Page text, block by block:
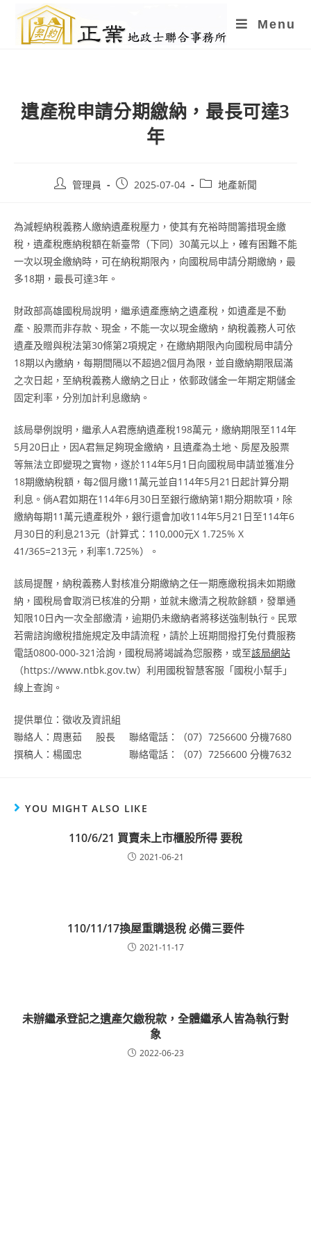
content
Menu
遺產稅申請分期繳納，最長可達3
年
Post管理員
Post 2025-07-04
Post地產新聞
為減輕納稅義務人繳納遺產稅壓力，使其有充裕時間籌措現金繳
稅，遺產稅應納稅額在新臺幣（下同）30萬元以上，確有困難不能
一次以現金繳納時，可在納稅期限內，向國稅局申請分期繳納，最
多18期，最長可達3年。
財政部高雄國稅局說明，繼承遺產應納之遺產稅，如遺產是不動
產、股票而非存款、現金，不能一次以現金繳納，納稅義務人可依
遺產及贈與稅法第30條第2項規定，在繳納期限內向國稅局申請分
18期以內繳納，每期間隔以不超過2個月為限，並自繳納期限屆滿
之次日起，至納稅義務人繳納之日止，依郵政儲金一年期定期儲金
固定利率，分別加計利息繳納。
該局舉例說明，繼承人A君應納遺產稅198萬元，繳納期限至114年
5月20日止，因A君無足夠現金繳納，且遺產為土地、房屋及股票
等無法立即變現之實物，遂於114年5月1日向國稅局申請並獲准分
18期繳納稅額，每2個月繳11萬元並自114年5月21日起計算分期
利息。倘A君如期在114年6月30日至銀行繳納第1期分期款項，除
繳納每期11萬元遺產稅外，銀行還會加收114年5月21日至114年6
月30日的利息213元（計算式：110,000元X 1.725% X
41/365=213元，利率1.725%）。
該局提醒，納稅義務人對核准分期繳納之任一期應繳稅捐未如期繳
納，國稅局會取消已核准的分期，並就未繳清之稅款餘額，發單通
知限10日內一次全部繳清，逾期仍未繳納者將移送強制執行。民眾
若需諮詢繳稅措施規定及申請流程，請於上班期間撥打免付費服務
電話0800-000-321洽詢，國稅局將竭誠為您服務，或至該局網站
（https://www.ntbk.gov.tw）利用國稅智慧客服「國稅小幫手」
線上查詢。
提供單位：徵收及資訊組
聯絡人：周惠茹 股長 聯絡電話：（07）7256600 分機7680
撰稿人：楊國忠 聯絡電話：（07）7256600 分機7632
YOU MIGHT ALSO LIKE
110/6/21 買賣未上市櫃股所得 要稅
2021-06-21
110/11/17換屋重購退稅 必備三要件
2021-11-17
未辦繼承登記之遺產欠繳稅款，全體繼承人皆為執行對
象
2022-06-23